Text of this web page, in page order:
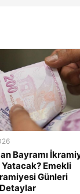
Bayramı
Yatacak? Emekli
Günleri